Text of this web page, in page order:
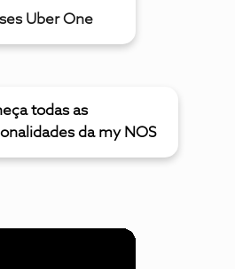
Uber One
todas as
da my NOS